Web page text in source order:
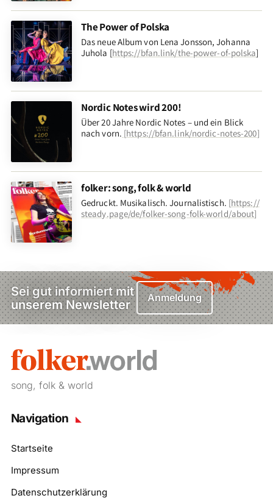
The Power of Polska
Das neue Album von Lena Jonsson, Johanna
Juhola [https://bfan.link/the-power-of-polska]
Nordic Notes wird 200!
Über 20 Jahre Nordic Notes – und ein Blick
nach vorn. [https://bfan.link/nordic-notes-200]
folker: song, folk & world
Gedruckt. Musikalisch. Journalistisch. [https://
steady.page/de/folker-song-folk-world/about]
Sei gut informiert mit
unserem Newsletter
Anmeldung
song, folk & world
Navigation
Startseite
Impressum
Datenschutzerklärung